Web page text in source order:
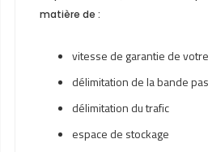
matière de :
vitesse de garantie de
délimitation de la bande
délimitation du trafic
espace de stockage